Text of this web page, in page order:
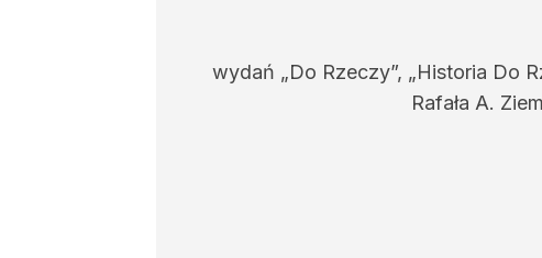
wydań „Do Rzeczy”, „Historia Do
Rafała A.